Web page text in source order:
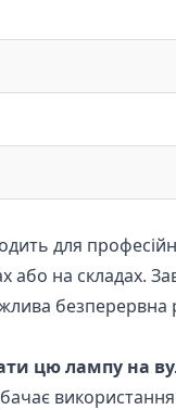
для
або на складах.
безперервна
цю лампу на